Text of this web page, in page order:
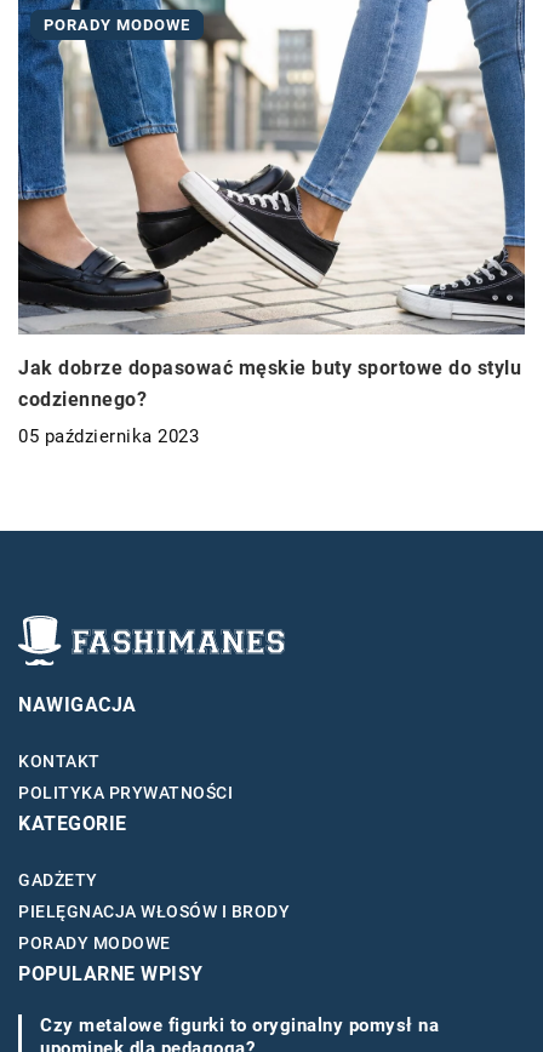
PORADY MODOWE
Jak dobrze dopasować męskie buty sportowe do stylu
codziennego?
05 października 2023
NAWIGACJA
KONTAKT
POLITYKA PRYWATNOŚCI
KATEGORIE
GADŻETY
PIELĘGNACJA WŁOSÓW I BRODY
PORADY MODOWE
POPULARNE WPISY
Czy metalowe figurki to oryginalny pomysł na